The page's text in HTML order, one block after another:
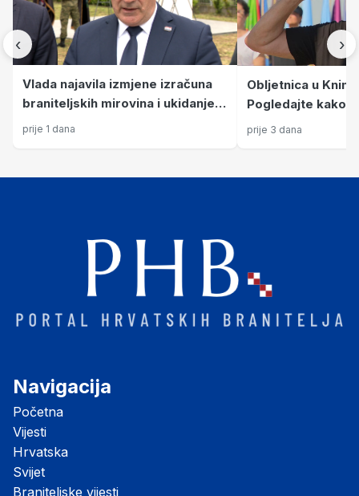
‹
Vlada najavila izmjene izračuna
braniteljskih mirovina i ukidanje
preostalih umanjenja
prije 1 dana
Obljetnica u Kninu
Pogledajte kako
pripreme za
prije 3 dana
›
Navigacija
Početna
Vijesti
Hrvatska
Svijet
Braniteljske vijesti